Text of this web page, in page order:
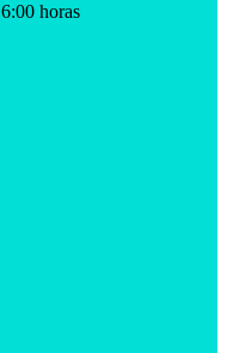
horas